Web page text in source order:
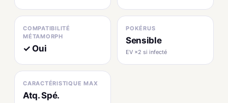
COMPATIBILITÉ
MÉTAMORPH
✓ Oui
POKÉRUS
Sensible
EV ×2 si infecté
CARACTÉRISTIQUE MAX
Atq. Spé.